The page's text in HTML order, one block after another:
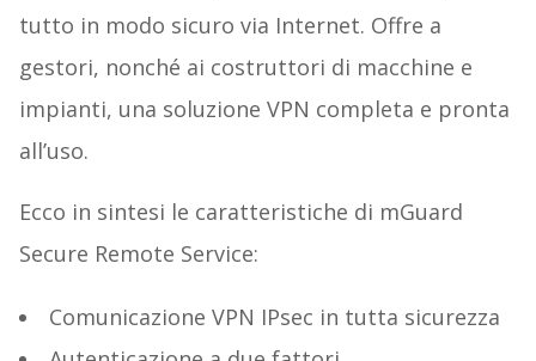
tutto in modo sicuro via Internet. Offre a
gestori, nonché ai costruttori di macchine e
impianti, una soluzione VPN completa e pronta
all’uso.
Ecco in sintesi le caratteristiche di mGuard
Secure Remote Service:
Comunicazione VPN IPsec in tutta sicurezza